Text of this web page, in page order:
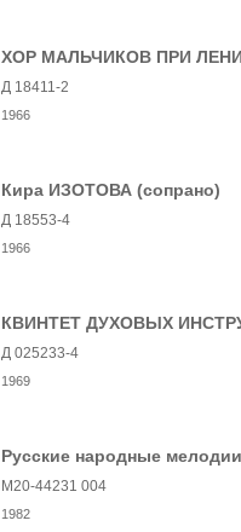
ХОР МАЛЬЧИКОВ ПРИ
Д 18411-2
1966
Кира ИЗОТОВА (сопрано)
Д 18553-4
1966
КВИНТЕТ ДУХОВЫХ
Д 025233-4
1969
Русские народные мелодии
М20-44231 004
1982